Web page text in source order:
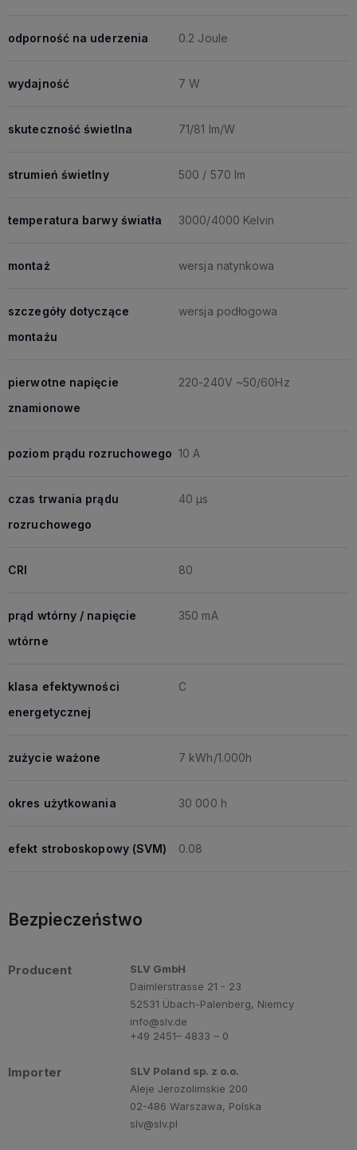
odporność na uderzenia 0.2 Joule
wydajność 7 W
skuteczność świetlna 71/81 lm/W
strumień świetlny 500 / 570 lm
temperatura barwy światła 3000/4000 Kelvin
montaż wersja natynkowa
szczegóły dotyczące
montażu
wersja podłogowa
pierwotne napięcie
znamionowe
220-240V ~50/60Hz
poziom prądu rozruchowego 10 A
czas trwania prądu
rozruchowego
40 μs
CRI 80
prąd wtórny / napięcie
wtórne
350 mA
klasa efektywności
energetycznej
C
zużycie ważone 7 kWh/1.000h
okres użytkowania 30 000 h
efekt stroboskopowy (SVM) 0.08
Bezpieczeństwo
Producent
SLV GmbH
Daimlerstrasse 21 - 23
52531 Übach-Palenberg, Niemcy
info@slv.de
+49 2451– 4833 – 0
Importer
SLV Poland sp. z o.o.
Aleje Jerozolimskie 200
02-486 Warszawa, Polska
slv@slv.pl